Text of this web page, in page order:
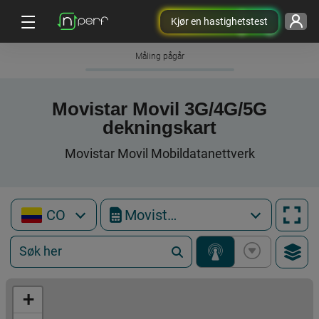
Kjør en hastighetstest
Måling pågår
Movistar Movil 3G/4G/5G
dekningskart
Movistar Movil Mobildatanettverk
CO Movistar Movil
+